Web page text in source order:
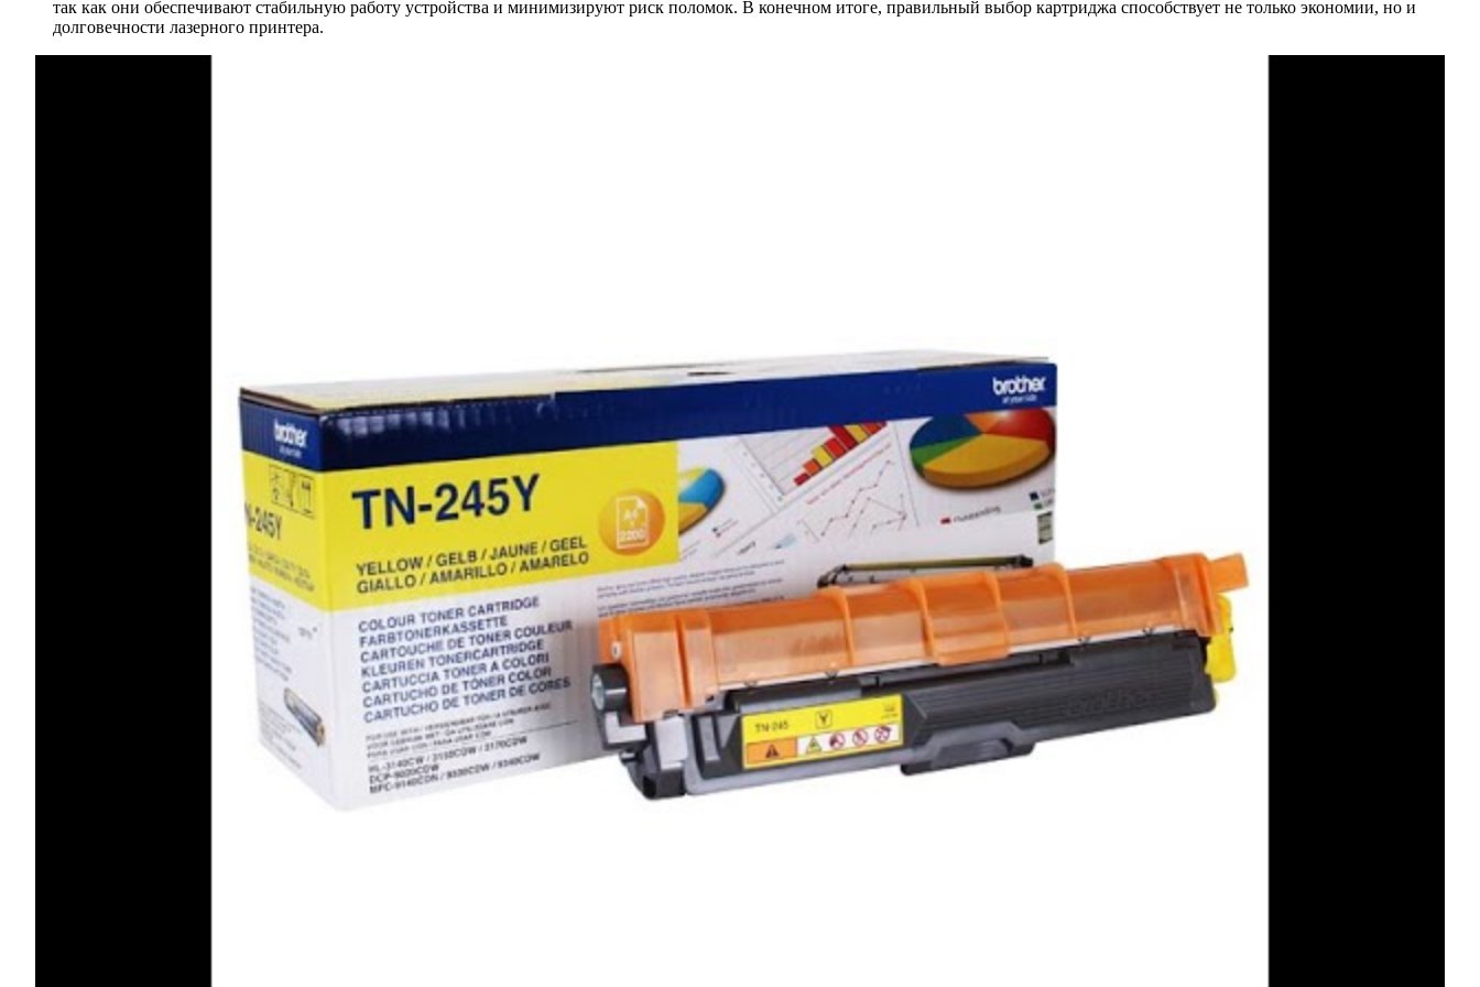
так как они обеспечивают стабильную работу устройства и минимизируют риск поломок. В конечном итоге, правильный выбор картриджа способствует не только экономии, но и
долговечности лазерного принтера.